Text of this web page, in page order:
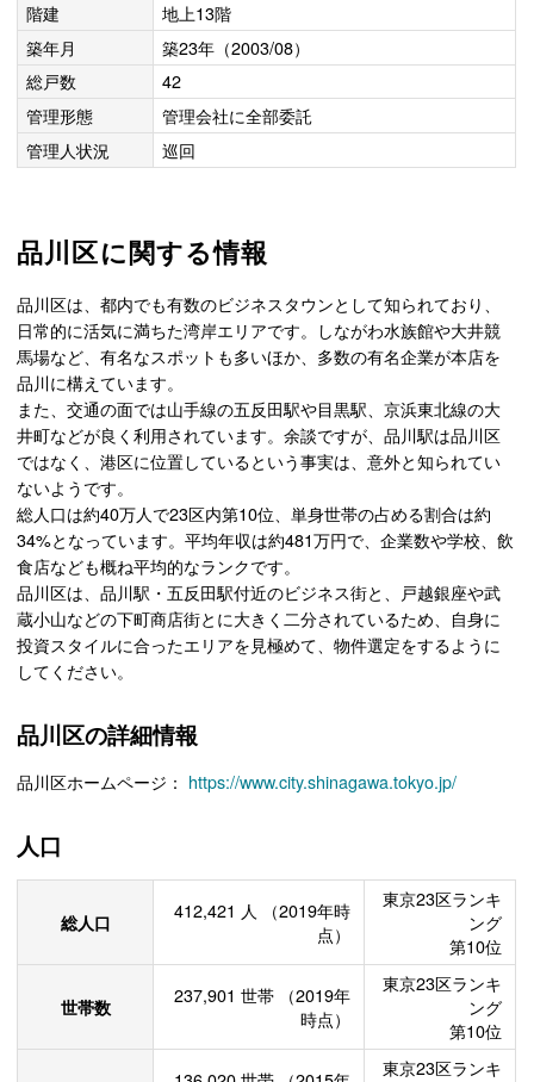
階建
地上13階
築年月
築23年（2003/08）
総戸数
42
管理形態
管理会社に全部委託
管理人状況
巡回
品川区に関する情報
品川区は、都内でも有数のビジネスタウンとして知られており、
日常的に活気に満ちた湾岸エリアです。しながわ水族館や大井競
馬場など、有名なスポットも多いほか、多数の有名企業が本店を
品川に構えています。
また、交通の面では山手線の五反田駅や目黒駅、京浜東北線の大
井町などが良く利用されています。余談ですが、品川駅は品川区
ではなく、港区に位置しているという事実は、意外と知られてい
ないようです。
総人口は約40万人で23区内第10位、単身世帯の占める割合は約
34%となっています。平均年収は約481万円で、企業数や学校、飲
食店なども概ね平均的なランクです。
品川区は、品川駅・五反田駅付近のビジネス街と、戸越銀座や武
蔵小山などの下町商店街とに大きく二分されているため、自身に
投資スタイルに合ったエリアを見極めて、物件選定をするように
してください。
品川区の詳細情報
品川区ホームページ： https://www.city.shinagawa.tokyo.jp/
人口
総人口 412,421 人
（2019年時
点）
東京23区ランキ
ング
第10位
世帯数 237,901 世帯
（2019年
時点）
東京23区ランキ
ング
第10位
東京23区ランキ